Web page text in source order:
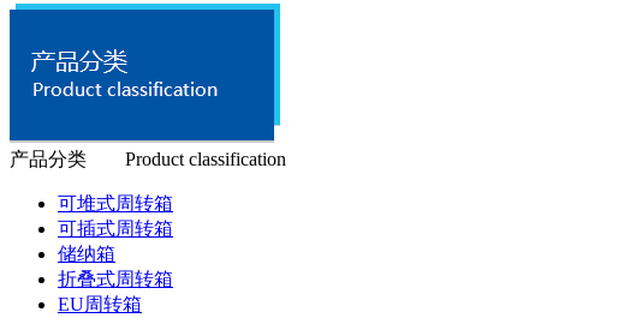
产品分类 Product classification
可堆式周转箱
可插式周转箱
储纳箱
折叠式周转箱
EU周转箱